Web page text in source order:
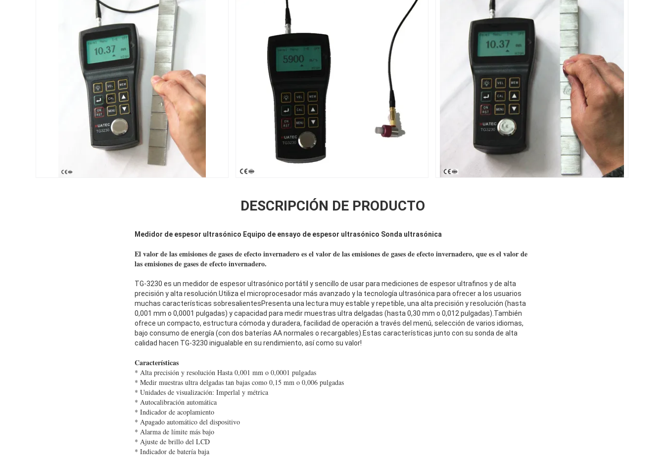
DESCRIPCIÓN DE PRODUCTO
Medidor de espesor ultrasónico Equipo de ensayo de espesor ultrasónico Sonda ultrasónica
El valor de las emisiones de gases de efecto invernadero es el valor de las emisiones de gases de efecto invernadero, que es el valor de
las emisiones de gases de efecto invernadero.
TG-3230 es un medidor de espesor ultrasónico portátil y sencillo de usar para mediciones de espesor ultrafinos y de alta
precisión y alta resolución.Utiliza el microprocesador más avanzado y la tecnología ultrasónica para ofrecer a los usuarios
muchas características sobresalientesPresenta una lectura muy estable y repetible, una alta precisión y resolución (hasta
0,001 mm o 0,0001 pulgadas) y capacidad para medir muestras ultra delgadas (hasta 0,30 mm o 0,012 pulgadas).También
ofrece un compacto, estructura cómoda y duradera, facilidad de operación a través del menú, selección de varios idiomas,
bajo consumo de energía (con dos baterías AA normales o recargables).Estas características junto con su sonda de alta
calidad hacen TG-3230 inigualable en su rendimiento, así como su valor!
Características
* Alta precisión y resolución Hasta 0,001 mm o 0,0001 pulgadas
* Medir muestras ultra delgadas tan bajas como 0,15 mm o 0,006 pulgadas
* Unidades de visualización: Imperlal y métrica
* Autocalibración automática
* Indicador de acoplamiento
* Apagado automático del dispositivo
* Alarma de límite más bajo
* Ajuste de brillo del LCD
* Indicador de batería baja